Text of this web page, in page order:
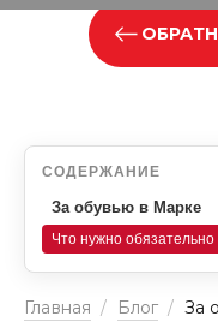
СОДЕРЖАНИЕ
За обувью в Марке
Что нужно
Главная / Блог / За